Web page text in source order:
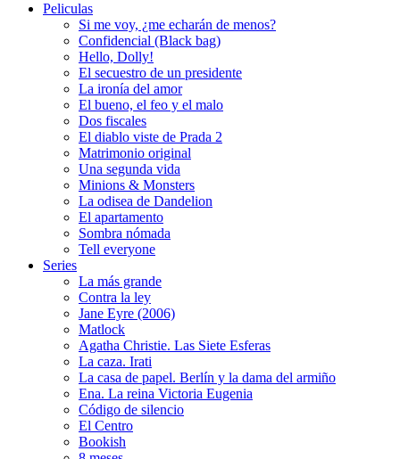
Peliculas
Si me voy, ¿me echarán de menos?
Confidencial (Black bag)
Hello, Dolly!
El secuestro de un presidente
La ironía del amor
El bueno, el feo y el malo
Dos fiscales
El diablo viste de Prada 2
Matrimonio original
Una segunda vida
Minions & Monsters
La odisea de Dandelion
El apartamento
Sombra nómada
Tell everyone
Series
La más grande
Contra la ley
Jane Eyre (2006)
Matlock
Agatha Christie. Las Siete Esferas
La caza. Irati
La casa de papel. Berlín y la dama del armiño
Ena. La reina Victoria Eugenia
Código de silencio
El Centro
Bookish